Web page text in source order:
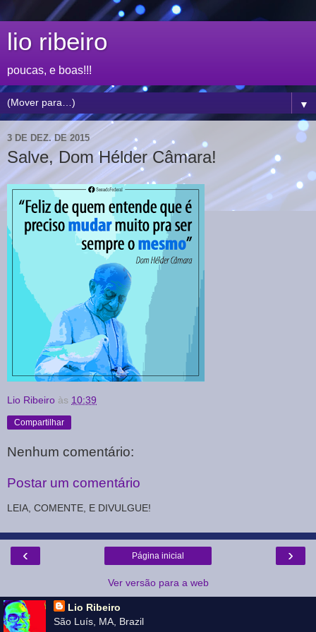
lio ribeiro
poucas, e boas!!!
▼
3 DE DEZ. DE 2015
Salve, Dom Hélder Câmara!
Lio Ribeiro às 10:39
Compartilhar
Nenhum comentário:
Postar um comentário
LEIA, COMENTE, E DIVULGUE!
‹ ›
Página inicial
Ver versão para a web
Lio Ribeiro
São Luís, MA, Brazil